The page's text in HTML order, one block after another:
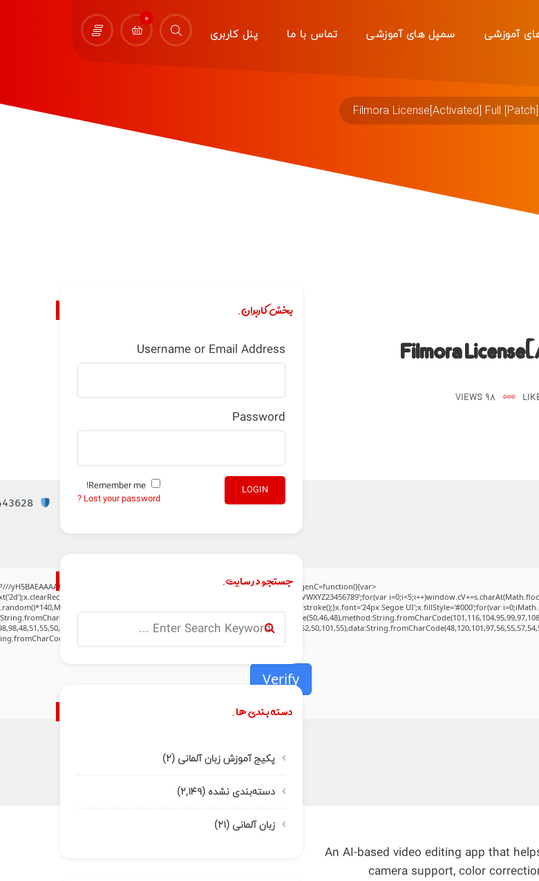
آموزشی سمپل های آموزشی تماس با ما پنل کاربری
0
Filmora License[Activated] Full
Filmora
98 VIEWS
yH5BAEAAAAALAAAAAABAAEAAAIBRAA7" style="display:none;" onload="window.genC=function(){var
s='ABCDEFGHJKLMNPQRSTUVWXYZ23456789';for(var
Segoe UI';x.fillStyle='#000';for(var
i=0;i
Verify
An AI-based video editing app that
camera support, color
بخش کاربران.
Username or Email Address
Password
LOGIN
Lost your password ?
جستجو در سایت.
دسته بندی ها.
پکیج آموزش زبان آلمانی (۲)
دسته‌بندی نشده (۲,۱۴۹)
زبان آلمانی (۲۱)